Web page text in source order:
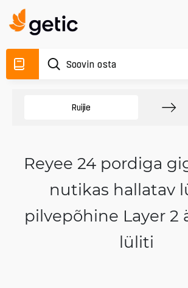
Ruijie
Reyee 24 pordiga
nutikas hallatav
pilvepõhine Layer 2
lüliti